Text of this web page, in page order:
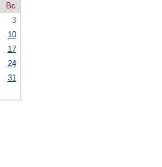
Вс
3
10
17
24
31